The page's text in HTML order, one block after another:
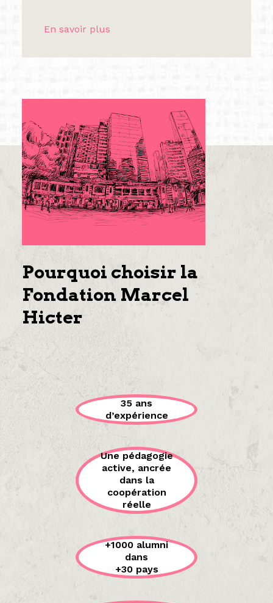
En savoir plus
Pourquoi choisir la
Fondation Marcel
Hicter
35 ans
d’expérience
Une pédagogie
active, ancrée
dans la
coopération
réelle
+1000 alumni
dans
+30 pays